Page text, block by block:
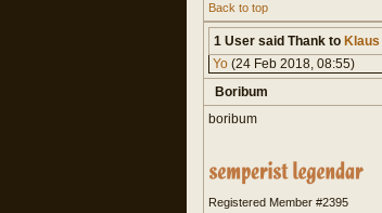
Back to top
1 User said Thank to Klaus
Yo (24 Feb 2018, 08:55)
Boribum
boribum
Registered Member #2395